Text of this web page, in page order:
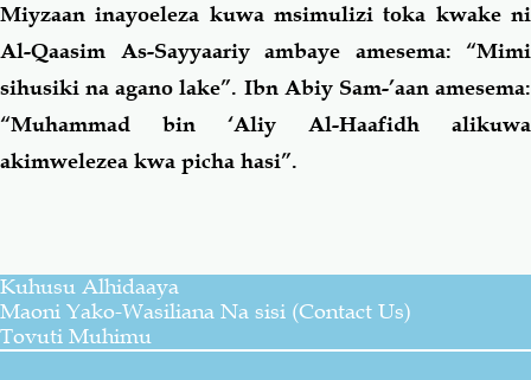
Miyzaan inayoeleza kuwa msimulizi toka kwake ni
Al-Qaasim As-Sayyaariy ambaye amesema: “Mimi
sihusiki na agano lake”. Ibn Abiy Sam-’aan amesema:
“Muhammad bin ‘Aliy Al-Haafidh alikuwa
akimwelezea kwa picha hasi”.
Kuhusu Alhidaaya
Maoni Yako-Wasiliana Na sisi (Contact Us)
Tovuti Muhimu